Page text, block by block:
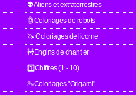
👽Aliens et extraterrestres
🤖Coloriages de robots
🦄 Coloriages de licorne
🚧Engins de chantier
1️⃣Chiffres (1 - 10)
🦢Coloriages "Origami"